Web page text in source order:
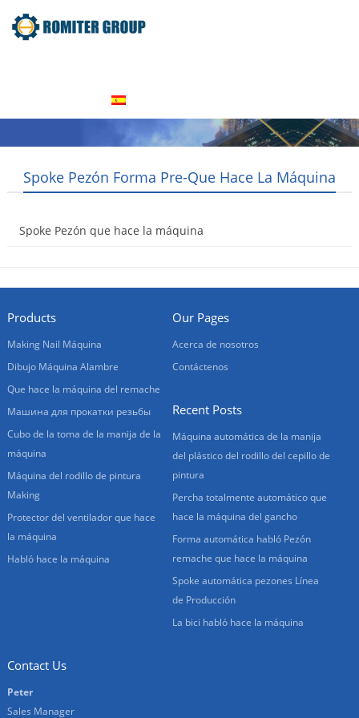
Spoke Pezón Forma Pre-Que Hace La Máquina
Spoke Pezón que hace la máquina
Products
Making Nail Máquina
Dibujo Máquina Alambre
Que hace la máquina del remache
Машина для прокатки резьбы
Cubo de la toma de la manija de la
máquina
Máquina del rodillo de pintura
Making
Protector del ventilador que hace
la máquina
Habló hace la máquina
Our Pages
Acerca de nosotros
Contáctenos
Recent Posts
Máquina automática de la manija
del plástico del rodillo del cepillo de
pintura
Percha totalmente automático que
hace la máquina del gancho
Forma automática habló Pezón
remache que hace la máquina
Spoke automática pezones Línea
de Producción
La bici habló hace la máquina
Contact Us
Peter
Sales Manager